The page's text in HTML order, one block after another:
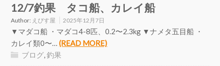
12/7釣果 タコ船、カレイ船
Author: えびす屋 2025年12月7日
▼マダコ船 ・マダコ4-8匹、0.2〜2.3kg ▼ナメタ五目船 ・
カレイ類0〜…(READ MORE)
ブログ,釣果